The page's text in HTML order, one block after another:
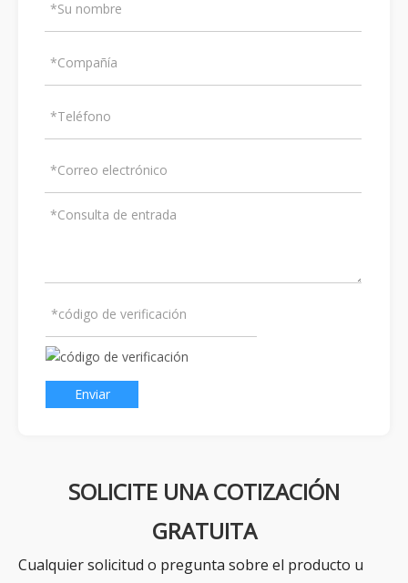
Enviar
SOLICITE UNA COTIZACIÓN
GRATUITA
Cualquier solicitud o pregunta sobre el producto u